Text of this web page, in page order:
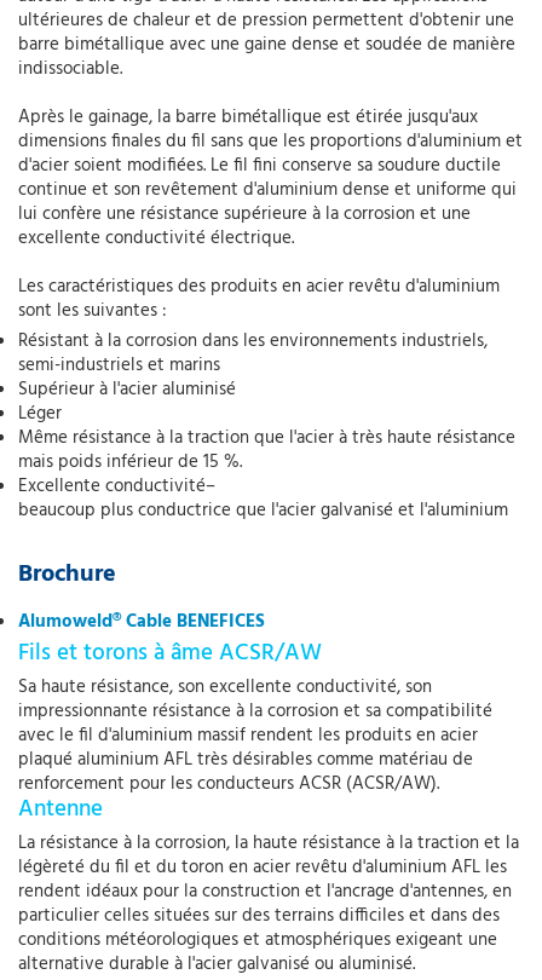
ultérieures de chaleur et de pression permettent d'obtenir une
barre bimétallique avec une gaine dense et soudée de manière
indissociable.
Après le gainage, la barre bimétallique est étirée jusqu'aux
dimensions finales du fil sans que les proportions d'aluminium et
d'acier soient modifiées. Le fil fini conserve sa soudure ductile
continue et son revêtement d'aluminium dense et uniforme qui
lui confère une résistance supérieure à la corrosion et une
excellente conductivité électrique.
Les caractéristiques des produits en acier revêtu d'aluminium
sont les suivantes :
Résistant à la corrosion dans les environnements industriels,
semi-industriels et marins
Supérieur à l'acier aluminisé
Léger
Même résistance à la traction que l'acier à très haute résistance
mais poids inférieur de 15 %.
Excellente conductivité–
beaucoup plus conductrice que l'acier galvanisé et l'aluminium
Brochure
Alumoweld® Cable BENEFICES
Fils et torons à âme ACSR/AW
Sa haute résistance, son excellente conductivité, son
impressionnante résistance à la corrosion et sa compatibilité
avec le fil d'aluminium massif rendent les produits en acier
plaqué aluminium AFL très désirables comme matériau de
renforcement pour les conducteurs ACSR (ACSR/AW).
Antenne
La résistance à la corrosion, la haute résistance à la traction et la
légèreté du fil et du toron en acier revêtu d'aluminium AFL les
rendent idéaux pour la construction et l'ancrage d'antennes, en
particulier celles situées sur des terrains difficiles et dans des
conditions météorologiques et atmosphériques exigeant une
alternative durable à l'acier galvanisé ou aluminisé.